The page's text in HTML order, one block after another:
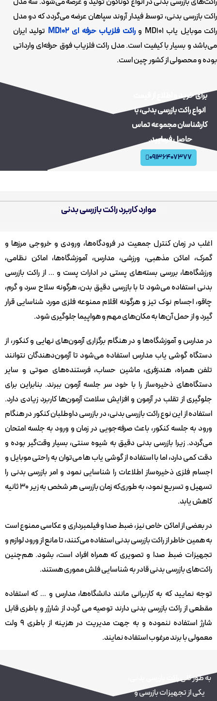
راکت‌ بازرسی بدنی، توسط فیدار آروند سپاهان عرضه می‌گردد که دو مدل
راکت موبایل یاب MD101
وراکت فلزیاب حرفه ای MD102
تولید ایران
می‌باشد و بسیار با کیفیت است. مدل راکت فلزیاب فوق حرفه‌ای وارداتی
بوده و محصولی از کشور چین است.
برای خرید و اطلاع از قیمت
انواع راکت بازرسی بدنی،با
کارشناسان مجموعه تماس
حاصل فرمایید.
09136407377
موارد کاربرد راکت بازرسی بدنی
اغلب در زمان کنترل جمعیت در فرودگاه‌ها، ورودی و خروجی مرزها و
گمرک، اماکن مذهبی، ورزشی، مدارس، آموزشگاه‌ها، اماکن نظامی،
ورزشگاه‌ها، بررسی بسته‌های پستی در ادارات پست و … از راکت بازرسی
بدنی استفاده می‌شود تا با بازرسی دقیق بدن، هرگونه سلاح سرد و گرم،
چاقو، اجسام نوک تیز و هرگونه اقلام ممنوعه فلزی مورد شناسایی قرار
گیرد و از حمل آن‌ها به مکان‌های مهم و هواپیما جلوگیری شود.
در مدارس و آموزشگاه‌ها و در هنگام برگزاری آزمون‌های نهایی و کنکور، از
دستگاه گوشی یاب مدارس استفاده می‌شود تا آزمون‌دهندگان نتوانند
تلفن همراه، هندزفری، ماشین حساب، فرستنده‌های صوتی و سایر
دستگاه‌های ذخیره‌ساز را با خود سر جلسه آزمون ببرند. بنابراین برای
جلوگیری از تقلب در آزمون و افزایش سلامت آزمون‌ها کاربرد زیادی دارد.
استفاده از این نوع راکت بازرسی بدنی، در بازرسی داوطلبان کنکور در هنگام
ورود به جلسه کنکور، باعث صرفه‌جویی در زمان و ورود به جلسه امتحان
می‌گردد. زیرا بازرسی بدنی دقیق به شیوه سنتی، بسیار وقت‌گیر بوده و
دقت کمی دارد، اما با استفاده از گوشی یاب ها می‌توان به راحتی موبایل و
اجسام فلزی ذخیره‌ساز اطلاعات را شناسایی نمود و امر بازرسی بدنی را
تسهیل و تسریع نمود، به طوری‌که زمان بازرسی هر شخص به زیر 30 ثانیه
کاهش یابد.
در بعضی از اماکن خاص نیز، ضبط صدا و فیلمبرداری و عکاسی ممنوع است
به همین خاطر از راکت بازرسی بدنی استفاده می‌کنند، تا مانع از ورود لوازم و
تجهیزات ضبط صدا و تصویری که همراه افراد است، بشود. هم‌چنین
راکت‌های بازرسی بدنی قادر به شناسایی فلش مموری هستند.
توجه نمایید که به کاربرانی مانند دانشگاه‌ها، مدارس و … که استفاده
مقطعی از راکت بازرسی بدنی دارند توصیه می گردد از شارژر و باطری قابل
شارژ استفاده ننموده و به جهت مدیریت در هزینه از باطری 9 ولت
معمولی با برند مرغوب استفاده نمایند.
به طور کلی راکت بازرسی بدنی،
یکی از تجهیزات بازرسی و